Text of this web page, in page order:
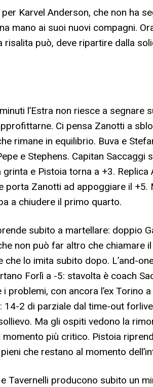
Karvel Anderson, che non ha
mano ai suoi nuovi compagni.
risalita può, deve ripartire dalla
l’Estra non riesce a segnare
Ci pensa Zanotti a
rimane in equilibrio. Buva e
e Stephens. Capitan Saccaggi
e Pistoia torna a +3.
porta Zanotti ad appoggiare il +5.
a chiudere il primo quarto.
subito a martellare: doppio
non può far altro che chiamare
lo imita subito dopo. L’and-
Forlì a -5: stavolta è coach
problemi, con ancora l’ex Torino
14-2 di parziale dal time-out
Ma gli ospiti vedono la
momento più critico. Pistoia
che restano al momento
Tavernelli producono subito un